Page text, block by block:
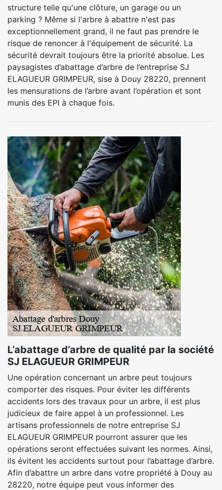
structure telle qu'une clôture, un garage ou un
parking ? Même si l'arbre à abattre n'est pas
exceptionnellement grand, il ne faut pas prendre le
risque de renoncer à l'équipement de sécurité. La
sécurité devrait toujours être la priorité absolue. Les
paysagistes d’abattage d’arbre de l’entreprise SJ
ELAGUEUR GRIMPEUR, sise à Douy 28220, prennent
les mensurations de l’arbre avant l’opération et sont
munis des EPI à chaque fois.
L’abattage d’arbre de qualité par la société
SJ ELAGUEUR GRIMPEUR
Une opération concernant un arbre peut toujours
comporter des risques. Pour éviter les différents
accidents lors des travaux pour un arbre, il est plus
judicieux de faire appel à un professionnel. Les
artisans professionnels de notre entreprise SJ
ELAGUEUR GRIMPEUR pourront assurer que les
opérations seront effectuées suivant les normes. Ainsi,
ils évitent les accidents surtout pour l’abattage d’arbre.
Afin d’abattre un arbre dans votre propriété à Douy au
28220, notre équipe peut vous informer des